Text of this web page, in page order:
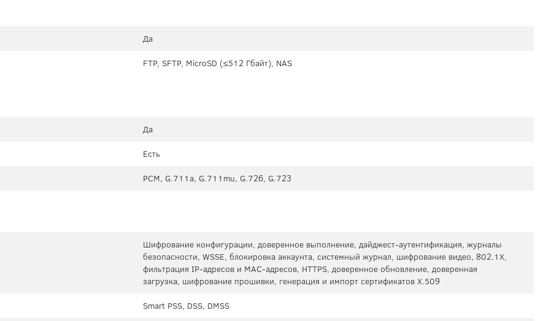
Да
FTP, SFTP, MicroSD (≤512 Гбайт), NAS
Да
Есть
PCM, G.711a, G.711mu, G.726, G.723
Шифрование конфигурации, доверенное выполнение, дайджест-аутентификация, журналы
безопасности, WSSE, блокировка аккаунта, системный журнал, шифрование видео, 802.1X,
фильтрация IP-адресов и MAC-адресов, HTTPS, доверенное обновление, доверенная
загрузка, шифрование прошивки, генерация и импорт сертификатов X.509
Smart PSS, DSS, DMSS